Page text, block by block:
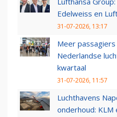
Edelweiss en
31-07-2026, 13:17
Meer
Nederlandse
kwartaal
31-07-2026, 11:57
Luchthavens
onderhoud: KLM